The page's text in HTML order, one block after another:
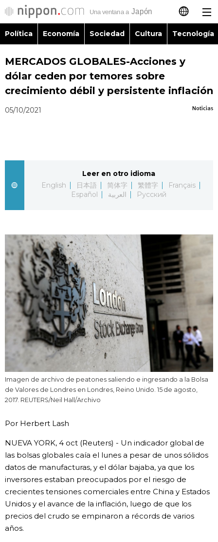
日本語
English
简体字
Русский
Política
Vida
Guía de Japón
Vídeos e imágenes
En profundidad
Más
Noticias
Datos de Japón
Fragmentos de Japón
Gente
Blog
official SNS
Política Economía Sociedad Cultura Tecnología
MERCADOS GLOBALES-Acciones y
dólar ceden por temores sobre
crecimiento débil y persistente inflación
Noticias
05/10/2021
Leer en otro idioma
English
日本語 简体字 繁體字
Français
Español
العربية Русский
Imagen de archivo de peatones saliendo e ingresando a la Bolsa
de Valores de Londres en Londres, Reino Unido. 15 de agosto,
2017. REUTERS/Neil Hall/Archivo
Por Herbert Lash
NUEVA YORK, 4 oct (Reuters) - Un indicador global de
las bolsas globales caía el lunes a pesar de unos sólidos
datos de manufacturas, y el dólar bajaba, ya que los
inversores estaban preocupados por el riesgo de
crecientes tensiones comerciales entre China y Estados
Unidos y el avance de la inflación, luego de que los
precios del crudo se empinaron a récords de varios
años.